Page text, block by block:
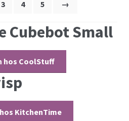
3 4 5 →
Cubebot Small
hos CoolStuff
KitchenTime